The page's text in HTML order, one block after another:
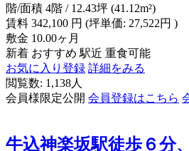
階/面積 4階 / 12.43坪 (41.12m²)
賃料 342,100 円 (坪単価: 27,522円 )
敷金 10.00ヶ月
新着 おすすめ 駅近 重食可能
お気に入り登録 詳細をみる
閲覧数: 1,138人
会員様限定公開 会員登録はこちら
牛込神楽坂駅徒歩６分